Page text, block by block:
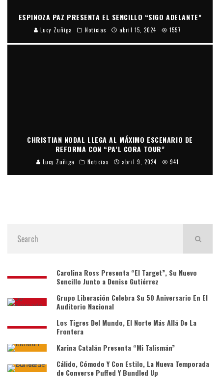
ESPINOZA PAZ PRESENTA EL SENCILLO “SIGO ADELANTE”
Lucy Zuñiga Noticias abril 15, 2024 1557
CHRISTIAN NODAL LLEGA AL MÁXIMO ESCENARIO DE
REFORMA CON “PA’L CORA TOUR”
Lucy Zuñiga Noticias abril 9, 2024 941
Carolina Ross Presenta “El Target”, Su Nuevo
Sencillo Junto a Denise Gutiérrez
Grupo Liberación Celebra Su 50 Aniversario En El
Auditorio Nacional
Los Tigres Del Mundo, El Norte Más Allá De La
Frontera
Karina Catalán Presenta “Mi Talismán”
Cálido, Cómodo Y Con Estilo, La Nueva Temporada
de Converse Puffed Y Bundled Up